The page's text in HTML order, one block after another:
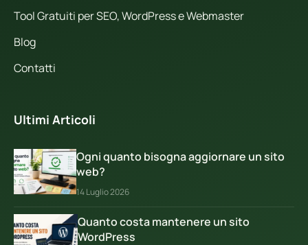
Tool Gratuiti per SEO, WordPress e Webmaster
Blog
Contatti
Ultimi Articoli
Ogni quanto bisogna aggiornare un sito
web?
14 Luglio 2026
Quanto costa mantenere un sito
WordPress